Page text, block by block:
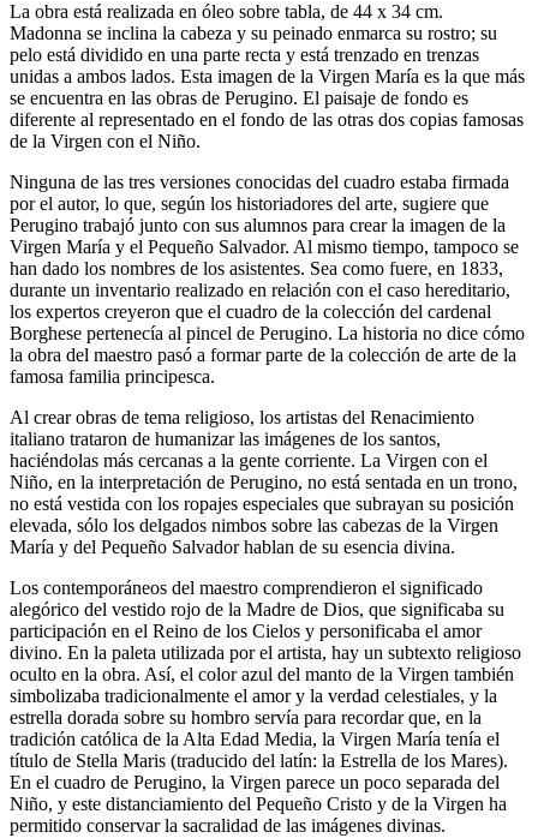
La obra está realizada en óleo sobre tabla, de 44 x 34 cm.
Madonna se inclina la cabeza y su peinado enmarca su rostro; su
pelo está dividido en una parte recta y está trenzado en trenzas
unidas a ambos lados. Esta imagen de la Virgen María es la que más
se encuentra en las obras de Perugino. El paisaje de fondo es
diferente al representado en el fondo de las otras dos copias famosas
de la Virgen con el Niño.
Ninguna de las tres versiones conocidas del cuadro estaba firmada
por el autor, lo que, según los historiadores del arte, sugiere que
Perugino trabajó junto con sus alumnos para crear la imagen de la
Virgen María y el Pequeño Salvador. Al mismo tiempo, tampoco se
han dado los nombres de los asistentes. Sea como fuere, en 1833,
durante un inventario realizado en relación con el caso hereditario,
los expertos creyeron que el cuadro de la colección del cardenal
Borghese pertenecía al pincel de Perugino. La historia no dice cómo
la obra del maestro pasó a formar parte de la colección de arte de la
famosa familia principesca.
Al crear obras de tema religioso, los artistas del Renacimiento
italiano trataron de humanizar las imágenes de los santos,
haciéndolas más cercanas a la gente corriente. La Virgen con el
Niño, en la interpretación de Perugino, no está sentada en un trono,
no está vestida con los ropajes especiales que subrayan su posición
elevada, sólo los delgados nimbos sobre las cabezas de la Virgen
María y del Pequeño Salvador hablan de su esencia divina.
Los contemporáneos del maestro comprendieron el significado
alegórico del vestido rojo de la Madre de Dios, que significaba su
participación en el Reino de los Cielos y personificaba el amor
divino. En la paleta utilizada por el artista, hay un subtexto religioso
oculto en la obra. Así, el color azul del manto de la Virgen también
simbolizaba tradicionalmente el amor y la verdad celestiales, y la
estrella dorada sobre su hombro servía para recordar que, en la
tradición católica de la Alta Edad Media, la Virgen María tenía el
título de Stella Maris (traducido del latín: la Estrella de los Mares).
En el cuadro de Perugino, la Virgen parece un poco separada del
Niño, y este distanciamiento del Pequeño Cristo y de la Virgen ha
permitido conservar la sacralidad de las imágenes divinas.